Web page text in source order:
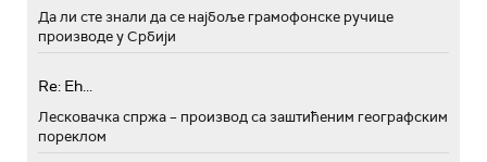
Да ли сте знали да се најбоље грамофонске ручице
производе у Србији
Re: Eh...
Лесковачка спржа – производ са заштићеним географским
пореклом